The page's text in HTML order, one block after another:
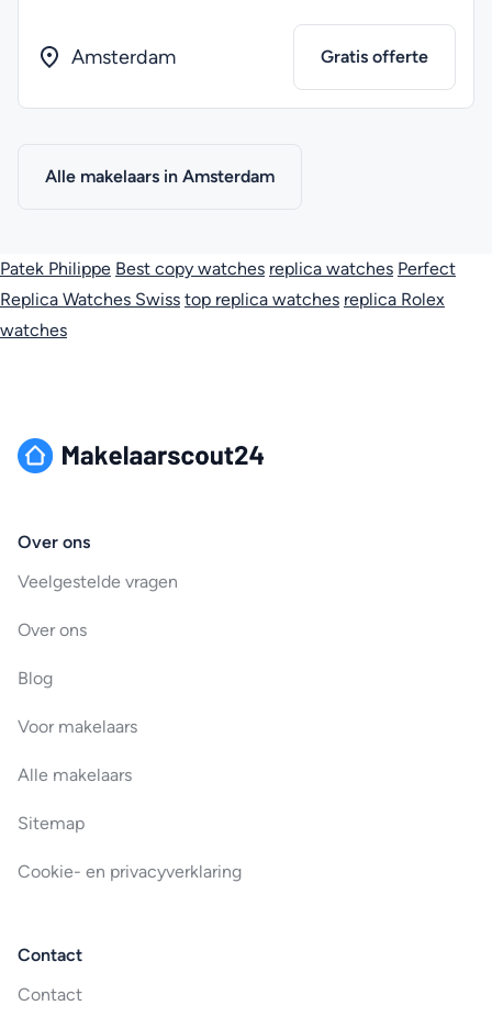
Amsterdam Gratis offerte
Alle makelaars in Amsterdam
Patek Philippe Best copy watches replica watches Perfect
Replica Watches Swiss top replica watches replica Rolex
watches
Over ons
Veelgestelde vragen
Over ons
Blog
Voor makelaars
Alle makelaars
Sitemap
Cookie- en privacyverklaring
Contact
Contact